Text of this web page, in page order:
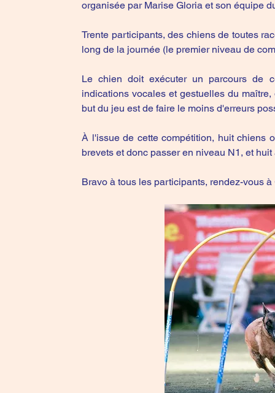
organisée par Marise Gloria et son équipe
Trente participants, des chiens de toutes
long de la journée (le premier niveau de
Le chien doit exécuter un parcours de
indications vocales et gestuelles du
but du jeu est de faire le moins d'erreurs
À l'issue de cette compétition, huit chiens
brevets et donc passer en niveau N1, et
Bravo à tous les participants, rendez-vous